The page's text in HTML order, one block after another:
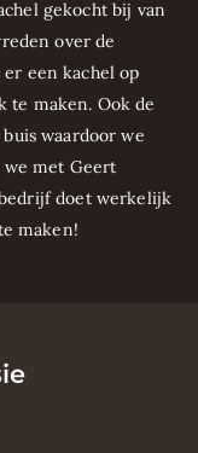
gekocht bij van
over de
een kachel op
te maken. Ook de
waardoor we
met Geert
doet werkelijk
maken!